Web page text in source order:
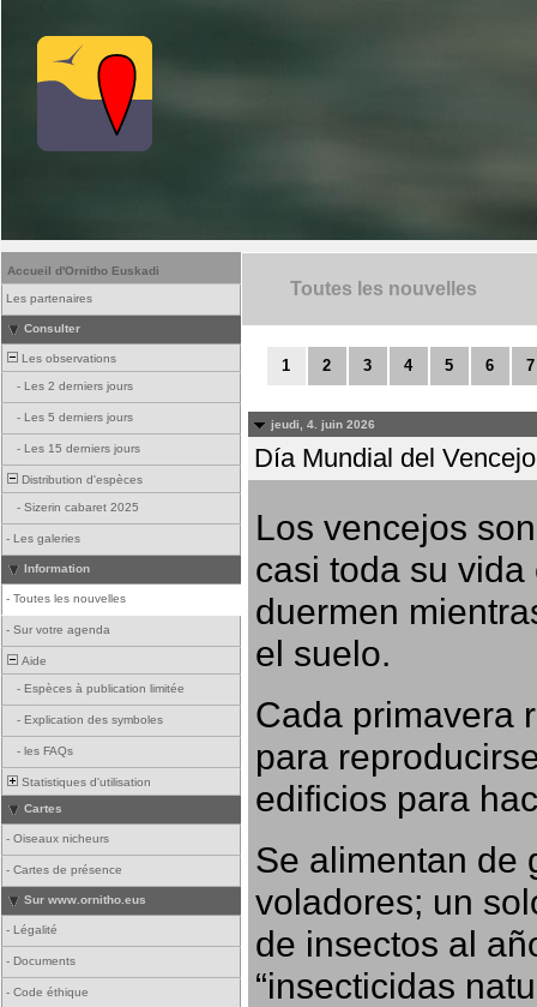
Accueil d'Ornitho Euskadi
Les partenaires
Consulter
Les observations
- Les 2 derniers jours
- Les 5 derniers jours
- Les 15 derniers jours
Distribution d'espèces
- Sizerin cabaret 2025
- Les galeries
Information
- Toutes les nouvelles
- Sur votre agenda
Aide
- Espèces à publication limitée
- Explication des symboles
- les FAQs
Statistiques d'utilisation
Cartes
- Oiseaux nicheurs
- Cartes de présence
Sur www.ornitho.eus
- Légalité
- Documents
- Code éthique
Toutes les nouvelles
1 2 3 4 5 6 7
jeudi, 4. juin 2026
Día Mundial del
Los vencejos
casi toda su
duermen
el suelo.
Cada primavera
para
edificios para
Se alimentan de
voladores; un
de insectos al
“insecticidas